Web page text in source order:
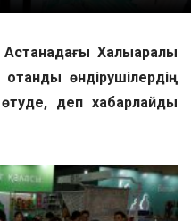
Халықаралық
өндірушілердің
деп хабарлайды